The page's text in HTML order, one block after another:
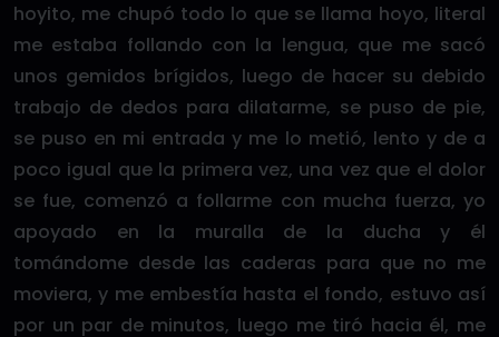
hoyito, me chupó todo lo que se llama hoyo, literal
me estaba follando con la lengua, que me sacó
unos gemidos brígidos, luego de hacer su debido
trabajo de dedos para dilatarme, se puso de pie,
se puso en mi entrada y me lo metió, lento y de a
poco igual que la primera vez, una vez que el dolor
se fue, comenzó a follarme con mucha fuerza, yo
apoyado en la muralla de la ducha y él
tomándome desde las caderas para que no me
moviera, y me embestía hasta el fondo, estuvo así
por un par de minutos, luego me tiró hacia él, me